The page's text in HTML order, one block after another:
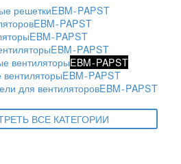
решеткиEBM-PAPST
EBM-PAPST
EBM-PAPST
EBM-PAPST
вентиляторыEBM-PAPST
EBM-PAPST
для вентиляторовEBM-PAPST
ВСЕ КАТЕГОРИИ